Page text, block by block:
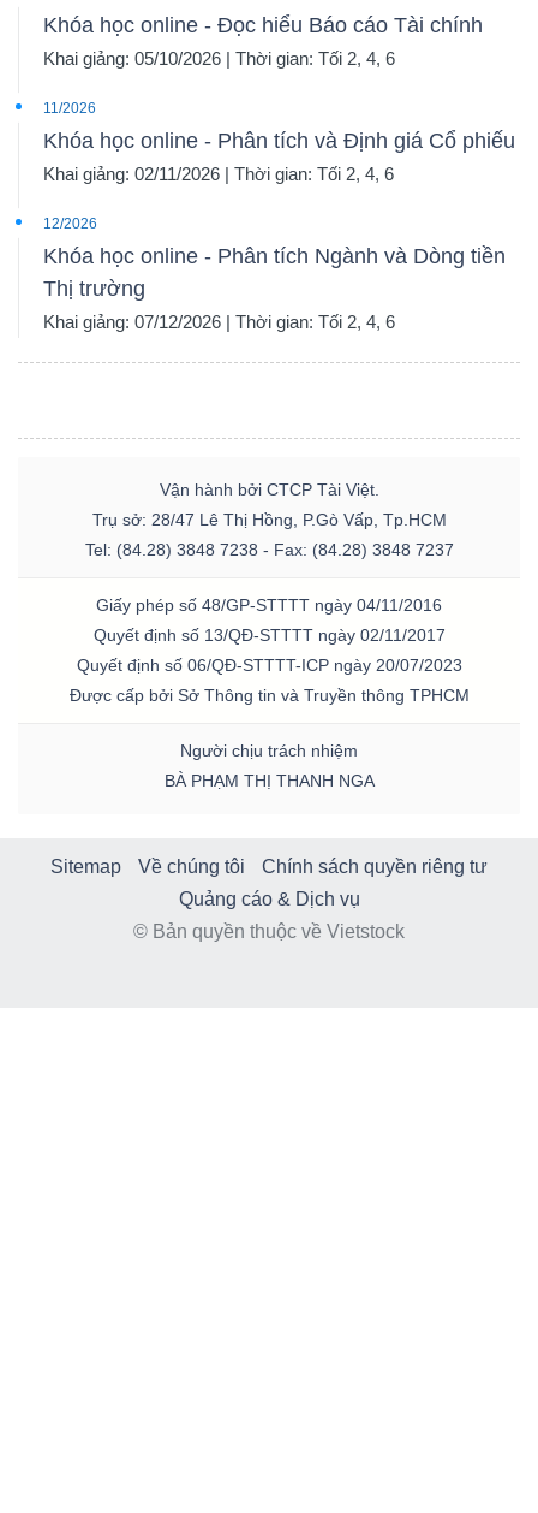
Khóa học online - Đọc hiểu Báo cáo Tài chính
Khai giảng: 05/10/2026 | Thời gian: Tối 2, 4, 6
11/2026
Khóa học online - Phân tích và Định giá Cổ phiếu
Khai giảng: 02/11/2026 | Thời gian: Tối 2, 4, 6
12/2026
Khóa học online - Phân tích Ngành và Dòng tiền
Thị trường
Khai giảng: 07/12/2026 | Thời gian: Tối 2, 4, 6
Vận hành bởi CTCP Tài Việt.
Trụ sở: 28/47 Lê Thị Hồng, P.Gò Vấp, Tp.HCM
Tel: (84.28) 3848 7238 - Fax: (84.28) 3848 7237
Giấy phép số 48/GP-STTTT ngày 04/11/2016
Quyết định số 13/QĐ-STTTT ngày 02/11/2017
Quyết định số 06/QĐ-STTTT-ICP ngày 20/07/2023
Được cấp bởi Sở Thông tin và Truyền thông TPHCM
Người chịu trách nhiệm
BÀ PHẠM THỊ THANH NGA
Sitemap Về chúng tôi
Chính sách quyền riêng tư
Quảng cáo & Dịch vụ
© Bản quyền thuộc về Vietstock
Dữ
liệu